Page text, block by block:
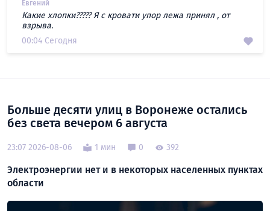
Евгений
Какие хлопки????? Я с кровати упор лежа принял , от
взрыва.
00:04 Сегодня
Больше десяти улиц в Воронеже остались
без света вечером 6 августа
23:07 2026-08-06 1 мин 0 392
Электроэнергии нет и в некоторых населенных пунктах
области